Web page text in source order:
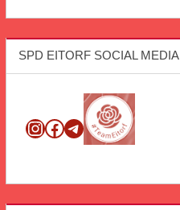
SPD EITORF SOCIAL MEDIA
Instagram
Facebook
Telegram